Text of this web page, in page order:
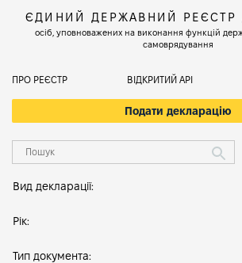
ЄДИНИЙ ДЕРЖАВНИЙ РЕЄСТР
осіб, уповноважених на виконання функцій
самоврядування
ПРО РЕЄСТР ВІДКРИТИЙ АРІ
Подати декларацію
Вид декларації:
Рік:
Тип документа: